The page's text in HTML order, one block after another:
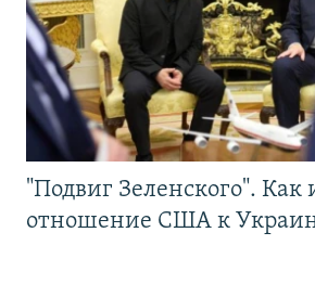
"Подвиг Зеленского". Как
отношение США к